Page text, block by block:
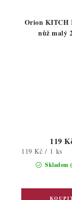
Orion KITCH
nůž malý
Skladem
119
Měrná
119 Kč / 1 ks